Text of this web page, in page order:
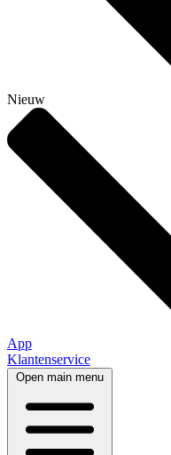
Nieuw
App
Klantenservice
Open main menu